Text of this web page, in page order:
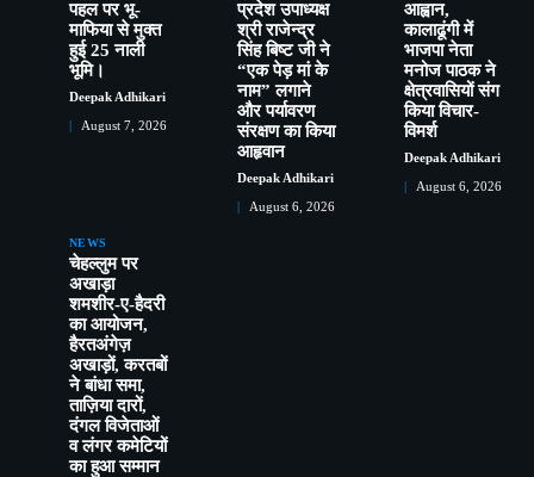
पहल पर भू-
माफिया से मुक्त
हुई 25 नाली
भूमि।
Deepak Adhikari
August 7, 2026
प्रदेश उपाध्यक्ष
श्री राजेन्द्र
सिंह बिष्ट जी ने
“एक पेड़ मां के
नाम” लगाने
और पर्यावरण
संरक्षण का किया
आहृवान
Deepak Adhikari
August 6, 2026
आह्वान,
कालाढूंगी में
भाजपा नेता
मनोज पाठक ने
क्षेत्रवासियों संग
किया विचार-
विमर्श
Deepak Adhikari
August 6, 2026
NEWS
चेहल्लुम पर
अखाड़ा
शमशीर-ए-हैदरी
का आयोजन,
हैरतअंगेज़
अखाड़ों, करतबों
ने बांधा समा,
ताज़िया दारों,
दंगल विजेताओं
व लंगर कमेटियों
का हुआ सम्मान
ऑपरेशन प्रहार के तहत पुलिस की बड़ी कार्रवाई,
जुआ खेलते 13 गिरफ्तार,रु०58950 नकद बरामद